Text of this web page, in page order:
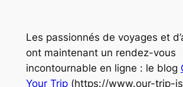
Les passionnés de voyages et
ont maintenant un rendez-vous
incontournable en ligne : le blog
Your Trip(https://www.our-trip-